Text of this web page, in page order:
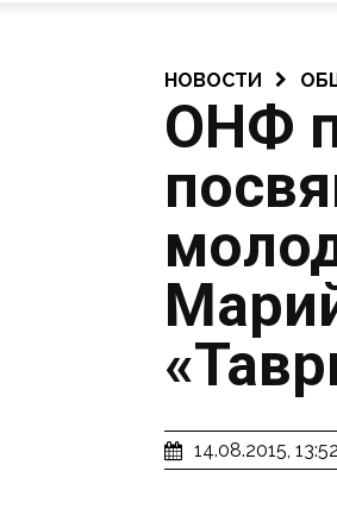
НОВОСТИ
ОНФ
14.08.2015, 13:52